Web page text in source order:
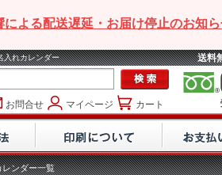
よる配送遅延・お届け停止のお知ら
入れカレンダー 送料
お問合せ マイページ カート
レンダー一覧